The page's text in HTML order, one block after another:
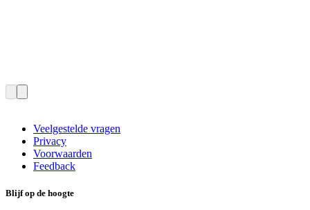
Veelgestelde vragen
Privacy
Voorwaarden
Feedback
Blijf op de hoogte